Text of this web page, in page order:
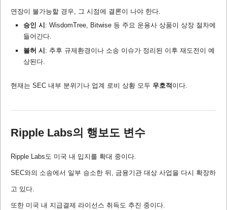
연장이 불가능할 경우, 그 시점에 결론이 나야 한다.
승인 시 : WisdomTree, Bitwise 등 주요 운용사 상품이 상장 절차에
들어간다.
불허 시 : 추후 규제환경이나 소송 이슈가 정리된 이후 재도전이 예
상된다.
현재는 SEC 내부 분위기나 업계 로비 상황 모두 우호적 이다.
Ripple Labs의 행보도 변수
Ripple Labs도 미국 내 입지를 확대 중이다.
SEC와의 소송에서 일부 승소한 뒤, 금융기관 대상 사업을 다시 확장하
고 있다.
또한 미국 내 지급결제 라이선스 취득도 추진 중이다.